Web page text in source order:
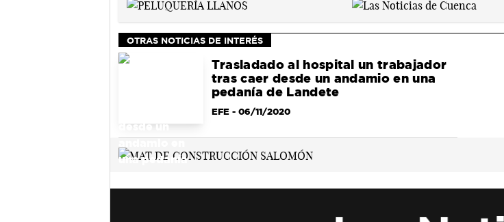
OTRAS NOTICIAS DE INTERÉS
Trasladado al hospital un trabajador
tras caer desde un andamio en una
pedanía de Landete
EFE- 06/11/2020